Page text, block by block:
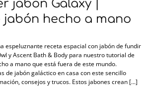
jabón Galaxy |
jabón hecho a mano
espeluznante receta espacial con jabón de fundir
y Ascent Bath & Body para nuestro tutorial de
a mano que está fuera de este mundo.
de jabón galáctico en casa con este sencillo
consejos y trucos. Estos jabones crean [...]